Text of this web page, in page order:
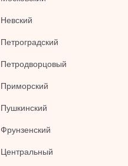
Невский
Петроградский
Петродворцовый
Приморский
Пушкинский
Фрунзенский
Центральный